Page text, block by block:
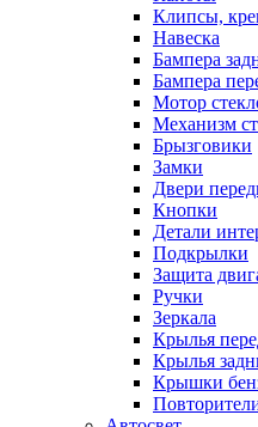
Клипсы,
Навеска
Бампера
Бампера
Мотор
Механизм
Брызговики
Замки
Двери
Кнопки
Детали
Подкрылки
Защита
Ручки
Зеркала
Крылья
Крылья
Крышки